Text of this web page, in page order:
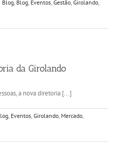
Blog, Blog, Eventos, Gestão, Girolando,
da Girolando
a nova diretoria [...]
, Eventos, Girolando, Mercado,